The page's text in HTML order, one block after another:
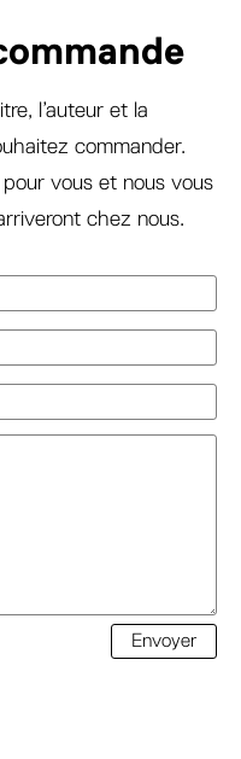
l’auteur et la
commander.
vous et nous vous
chez nous.
Envoyer